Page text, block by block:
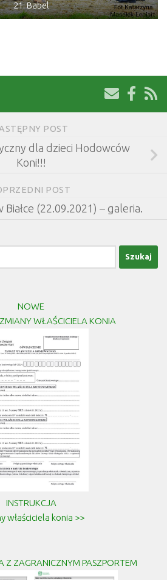
21. Babel
POST
dla dzieci Hodowców
Koni!!!
POST
(22.09.2021) – galeria.
NOWE
WŁAŚCICIELA KONIA
INSTRUKCJA
właściciela konia >>
Z ZAGRANICZNYM PASZPORTEM